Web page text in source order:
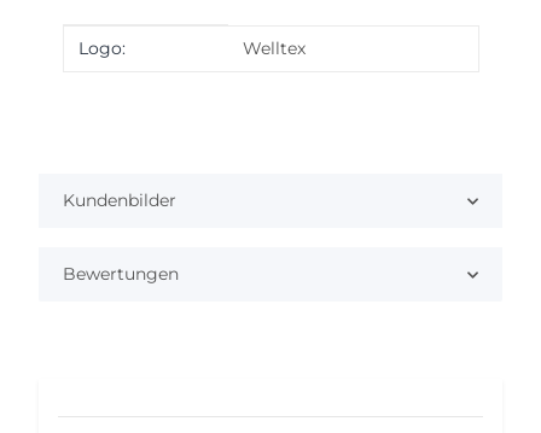
Produkteigenschaft
Wert
Logo: Welltex
Kundenbilder
Bewertungen